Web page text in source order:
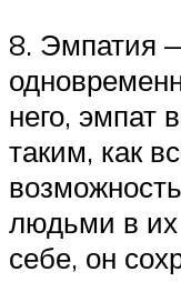
8. Эмпатия
него, эмпат
таким, как
людьми в их
себе, он